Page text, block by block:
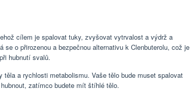
cílem je spalovat tuky, zvyšovat vytrvalost a výdrž a
se o přirozenou a bezpečnou alternativu k Clenbuterolu, což je
hubnutí svalů.
a rychlosti metabolismu. Vaše tělo bude muset spalovat
zatímco budete mít štíhlé tělo.